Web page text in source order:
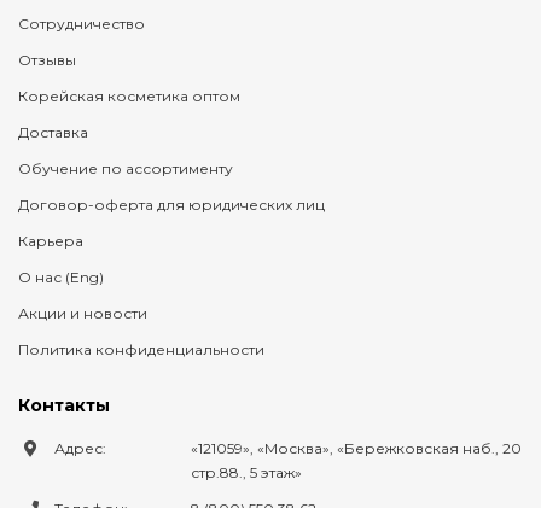
Сотрудничество
Отзывы
Корейская косметика оптом
Доставка
Обучение по ассортименту
Договор-оферта для юридических лиц
Карьера
О нас (Eng)
Акции и новости
Политика конфиденциальности
Контакты
Адрес: 121059 , Москва ,
Бережковская наб., 20
стр.88., 5 этаж